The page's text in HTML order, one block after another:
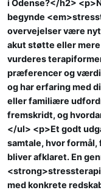
i Odense?</h2>
begynde
overvejelser være
akut støtte eller
vurderes
præferencer og
og har erfaring med
eller familiære
fremskridt, og
</ul> <p>Et godt
samtale, hvor
bliver afklaret. En
med konkrete